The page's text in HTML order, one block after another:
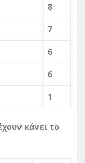
8
7
6
6
1
κάνει το